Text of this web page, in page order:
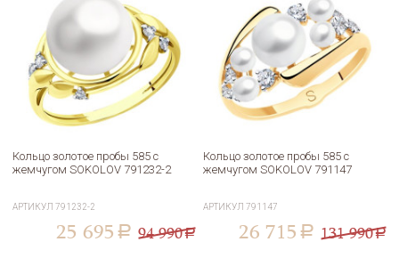
Кольцо золотое пробы 585 с
жемчугом SOKOLOV 791232-2
АРТИКУЛ791232-2
25 695 a 94 990a
Кольцо золотое пробы 585 с
жемчугом SOKOLOV 791147
АРТИКУЛ791147
26 715 a 131 990a